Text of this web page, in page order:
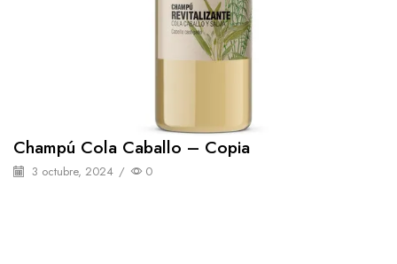
Champú Cola Caballo – Copia
3 octubre, 2024 / 0